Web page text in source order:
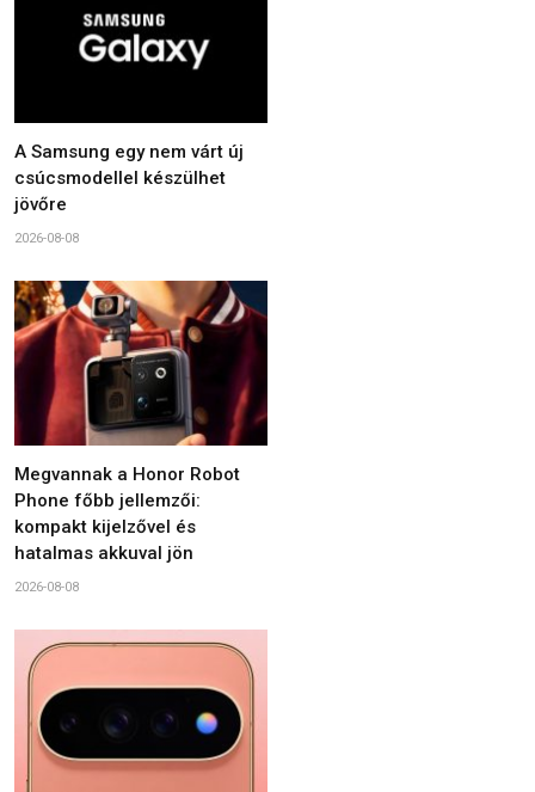
A Samsung egy nem várt új
csúcsmodellel készülhet
jövőre
2026-08-08
Megvannak a Honor Robot
Phone főbb jellemzői:
kompakt kijelzővel és
hatalmas akkuval jön
2026-08-08